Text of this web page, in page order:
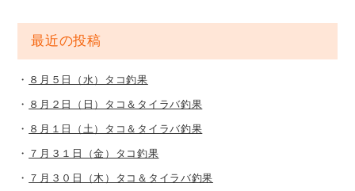
最近の投稿
８月５日（水）タコ釣果
８月２日（日）タコ＆タイラバ釣果
８月１日（土）タコ＆タイラバ釣果
７月３１日（金）タコ釣果
７月３０日（木）タコ＆タイラバ釣果